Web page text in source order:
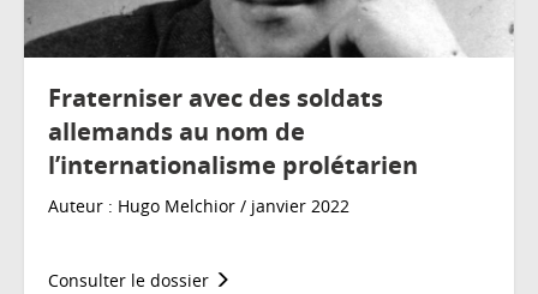
Fraterniser avec des soldats
allemands au nom de
l’internationalisme prolétarien
Auteur : Hugo Melchior / janvier 2022
Consulter le dossier